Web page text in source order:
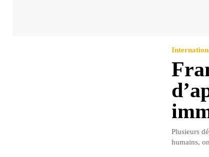
Plusieurs
humains,